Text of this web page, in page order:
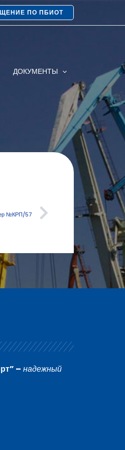
ПО ПБИОТ
ДОКУМЕНТЫ
№КРП/57
– надежный